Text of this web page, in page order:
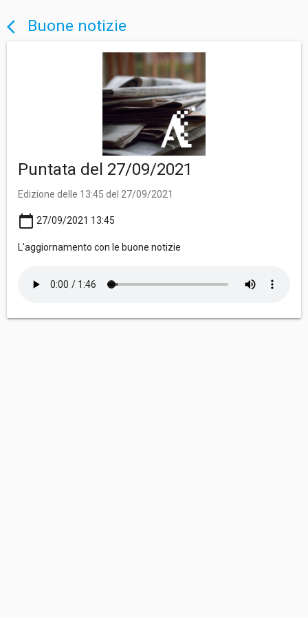
arrow_back_ios Buone notizie
Puntata del 27/09/2021
Edizione delle 13:45 del 27/09/2021
calendar_today 27/09/2021 13:45
L'aggiornamento con le buone notizie